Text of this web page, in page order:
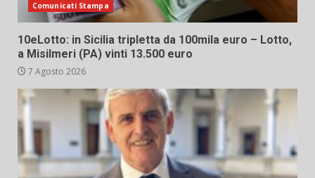
Comunicati Stampa
10eLotto: in Sicilia tripletta da 100mila euro – Lotto,
a Misilmeri (PA) vinti 13.500 euro
7 Agosto 2026